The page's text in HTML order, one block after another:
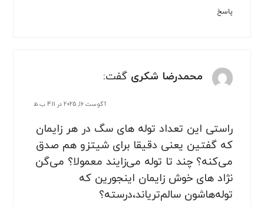
پاسخ
محمدرضا شکری گفت:
آگوست 16, 2025 در 4:11 ب.ظ
راستی این تعداد توله های سگ در هر زایمان
که گفتین یعنی دقیقا برای شیتزو هم صدق
می‌کنه؟ چند تا توله می‌زایند معمولا؟ می‌گن
نژاد های خوش زایمان اینجورین که
توله‌هاشون سالم‌تریاند،درسته؟